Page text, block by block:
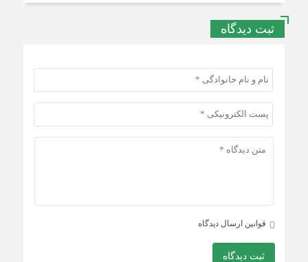
ثبت دیدگاه
قوانین ارسال دیدگاه
ثبت دیدگاه